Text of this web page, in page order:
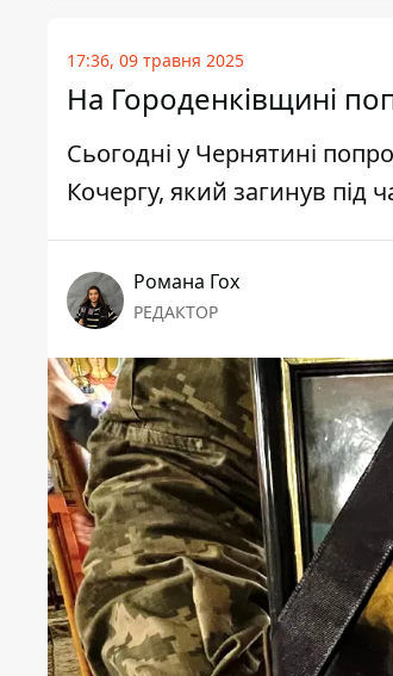
17:36, 09 травня 2025
На Городенківщині
Сьогодні у Чернятині
Кочергу, який загинув під
Романа Гох
РЕДАКТОР